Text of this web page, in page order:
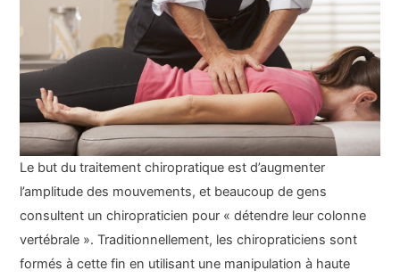
Le but du traitement chiropratique est d’augmenter
l’amplitude des mouvements, et beaucoup de gens
consultent un chiropraticien pour « détendre leur colonne
vertébrale ». Traditionnellement, les chiropraticiens sont
formés à cette fin en utilisant une manipulation à haute